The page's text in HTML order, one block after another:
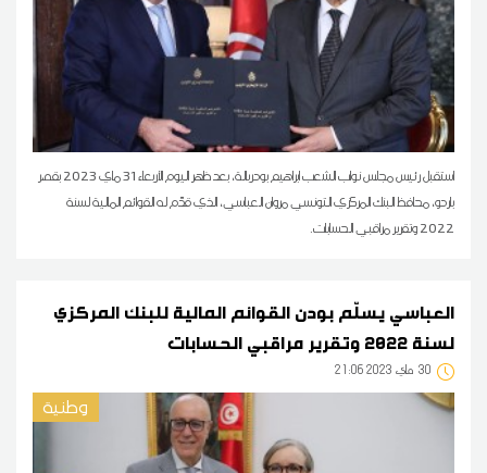
استقبل رئيس مجلس نواب الشعب ابراهيم بودربالة، بعد ظهر اليوم الأربعاء 31 ماي 2023 بقصر
باردو، محافظ البنك المركزي التونسي مروان العباسي، الذي قدّم له القوائم المالية لسنة
2022 وتقرير مراقبي الحسابات.
العباسي يسلّم بودن القوائم المالية للبنك المركزي
لسنة 2022 وتقرير مراقبي الحسابات
30 21:06 2023 ماي
وطنية